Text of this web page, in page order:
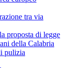
tra via
proposta di legge
della Calabria
pulizia